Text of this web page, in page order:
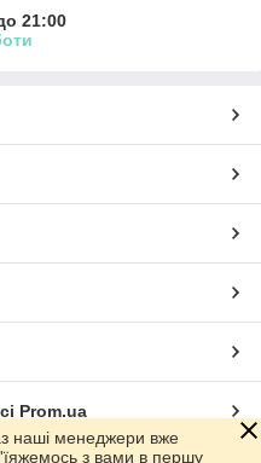
21:00
Prom.ua
наші менеджери вже
з вами в першу